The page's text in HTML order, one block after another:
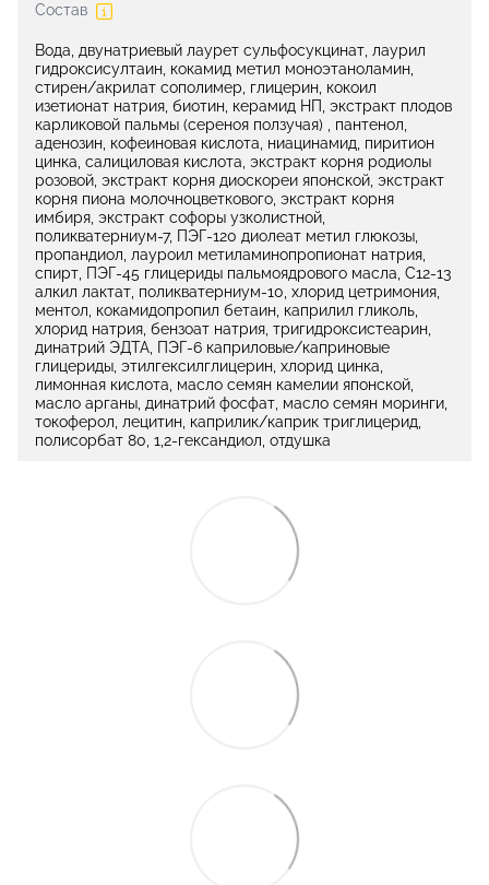
Состав
Вода, двунатриевый лаурет сульфосукцинат, лаурил
гидроксисултаин, кокамид метил моноэтаноламин,
стирен/акрилат сополимер, глицерин, кокоил
изетионат натрия, биотин, керамид НП, экстракт плодов
карликовой пальмы (сереноя ползучая) , пантенол,
аденозин, кофеиновая кислота, ниацинамид, пиритион
цинка, салициловая кислота, экстракт корня родиолы
розовой, экстракт корня диоскореи японской, экстракт
корня пиона молочноцветкового, экстракт корня
имбиря, экстракт софоры узколистной,
поликватерниум-7, ПЭГ-120 диолеат метил глюкозы,
пропандиол, лауроил метиламинопропионат натрия,
спирт, ПЭГ-45 глицериды пальмоядрового масла, C12-13
алкил лактат, поликватерниум-10, хлорид цетримония,
ментол, кокамидопропил бетаин, каприлил гликоль,
хлорид натрия, бензоат натрия, тригидроксистеарин,
динатрий ЭДТА, ПЭГ-6 каприловые/каприновые
глицериды, этилгексилглицерин, хлорид цинка,
лимонная кислота, масло семян камелии японской,
масло арганы, динатрий фосфат, масло семян моринги,
токоферол, лецитин, каприлик/каприк триглицерид,
полисорбат 80, 1,2-гександиол, отдушка